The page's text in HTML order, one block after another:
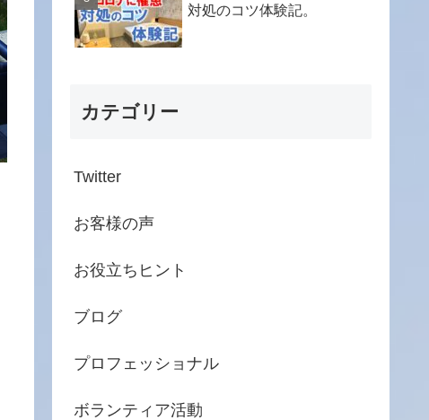
対処のコツ体験記。
カテゴリー
Twitter
お客様の声
お役立ちヒント
ブログ
プロフェッショナル
ボランティア活動